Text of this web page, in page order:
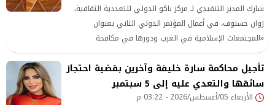
شارك المدير التنفيذي لـ مركز باكو الدولي للتعددية الثقافية،
رَوان حسنوف، في أعمال المؤتمر الدولي الثاني بعنوان
«المجتمعات الإسلامية في الغرب ودورها في مكافحة
الإسلاموفوبيا»، الذي عقد يومي 3 و4 أغسطس في العاصمة
المصرية القاهرة، بتنظيم من الأمانة العامة لجامعة الدول
العربية.
تأجيل محاكمة سارة خليفة وآخرين بقضية احتجاز
سائقها والتعدي عليه إلى 5 سبتمبر
الأربعاء 05/أغسطس/2026 - 03:22 م